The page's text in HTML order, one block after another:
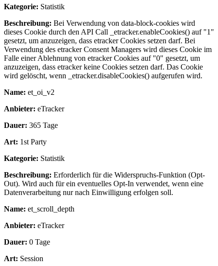
Kategorie: Statistik
Beschreibung: Bei Verwendung von data-block-cookies wird
dieses Cookie durch den API Call _etracker.enableCookies() auf "1"
gesetzt, um anzuzeigen, dass etracker Cookies setzen darf. Bei
Verwendung des etracker Consent Managers wird dieses Cookie im
Falle einer Ablehnung von etracker Cookies auf "0" gesetzt, um
anzuzeigen, dass etracker keine Cookies setzen darf. Das Cookie
wird gelöscht, wenn _etracker.disableCookies() aufgerufen wird.
Name: et_oi_v2
Anbieter: eTracker
Dauer: 365 Tage
Art: 1st Party
Kategorie: Statistik
Beschreibung: Erforderlich für die Widerspruchs-Funktion (Opt-
Out). Wird auch für ein eventuelles Opt-In verwendet, wenn eine
Datenverarbeitung nur nach Einwilligung erfolgen soll.
Name: et_scroll_depth
Anbieter: eTracker
Dauer: 0 Tage
Art: Session